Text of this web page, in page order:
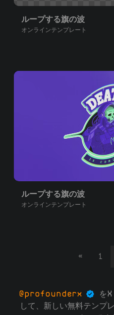
ループする旗の波
オンラインテンプレート
ループする旗の波
オンラインテンプレート
« 1
@profounderx
をX
して、新しい無料テンプ